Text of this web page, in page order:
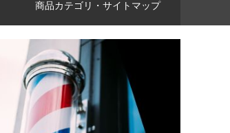
商品カテゴリ・サイトマップ